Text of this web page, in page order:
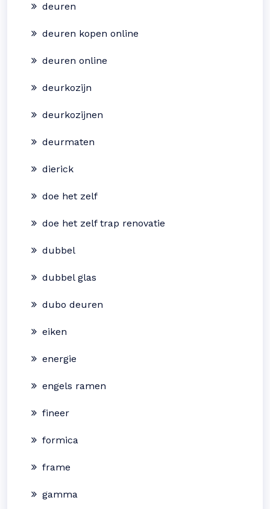
deuren
deuren kopen online
deuren online
deurkozijn
deurkozijnen
deurmaten
dierick
doe het zelf
doe het zelf trap renovatie
dubbel
dubbel glas
dubo deuren
eiken
energie
engels ramen
fineer
formica
frame
gamma